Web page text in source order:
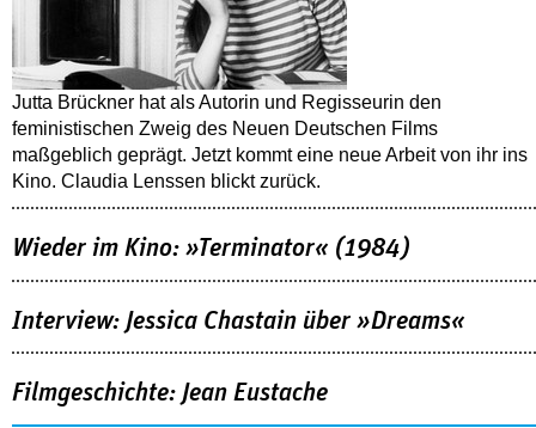
Jutta Brückner hat als Autorin und Regisseurin den
feministischen Zweig des Neuen Deutschen Films
maßgeblich geprägt. Jetzt kommt eine neue Arbeit von ihr ins
Kino. Claudia Lenssen blickt zurück.
Wieder im Kino: »Terminator« (1984)
Interview: Jessica Chastain über »Dreams«
Filmgeschichte: Jean Eustache